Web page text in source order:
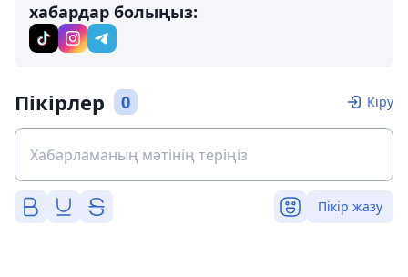
хабардар болыңыз:
Пікірлер 0 Кіру
Пікір жазу